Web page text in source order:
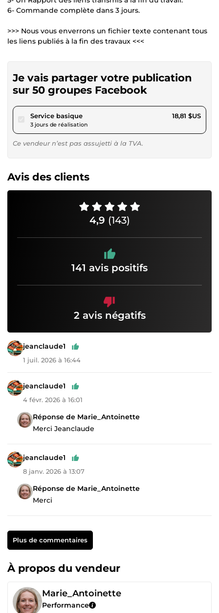
6- Commande complète dans 3 jours.
>>> Nous vous enverrons un fichier texte contenant tous
les liens publiés à la fin des travaux <<<
Je vais partager votre publication
sur 50 groupes Facebook
Service basiquepour 17,34 $US
3 jours de réalisation
18,81 $US
Ce vendeur n’est pas assujetti à la TVA.
Avis des clients
4,9 (143)
141 avis positifs
2 avis négatifs
jeanclaude1
1 juil. 2026 à 16:44
jeanclaude1
4 févr. 2026 à 16:01
Réponse de Marie_Antoinette
Merci Jeanclaude
jeanclaude1
8 janv. 2026 à 13:07
Réponse de Marie_Antoinette
Merci
Plus de commentaires
À propos du vendeur
Marie_Antoinette
Performance